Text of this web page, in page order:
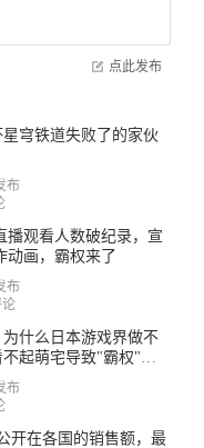
点此发布
星穹铁道失败了的家伙
布
播观看人数破纪录，宣
动画，霸权来了
布
论
为什么日本游戏界做不
起萌宅导致"霸权"被
布
开在各国的销售额，最